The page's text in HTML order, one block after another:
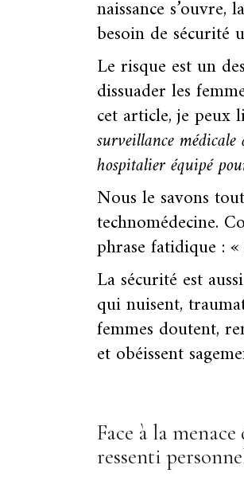
naissance
besoin de sécurité
Le risque est un
dissuader les
cet article, je peux
surveillance
hospitalier équipé
Nous le savons
technomédecine.
phrase fatidique :
La sécurité est
qui nuisent,
femmes doutent,
et obéissent
Face à la
ressenti